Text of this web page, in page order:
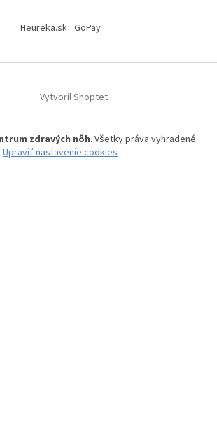
Heureka.sk GoPay
Vytvoril Shoptet
zdravých nôh. Všetky práva vyhradené.
Upraviť nastavenie cookies